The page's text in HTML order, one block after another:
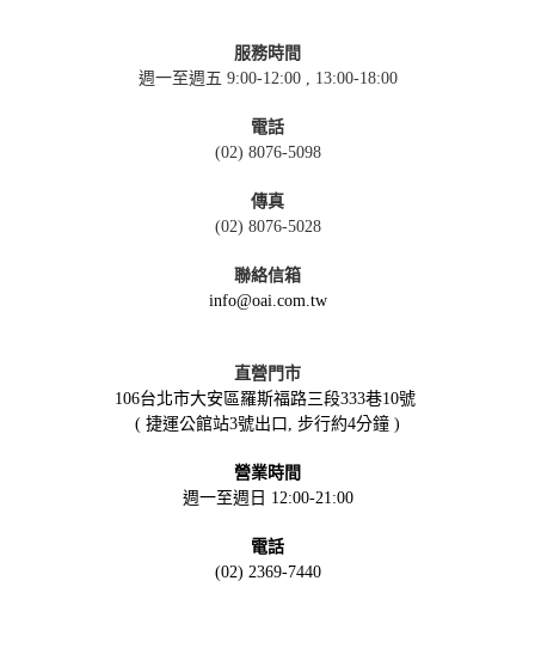
服務時間
週一至週五 9:00-12:00 , 13:00-18:00
電話
(02) 8076-5098
傳真
(02) 8076-5028
聯絡信箱
info@oai.com.tw
直營門市
106台北市大安區羅斯福路三段333巷10號
( 捷運公館站3號出口, 步行約4分鐘 )
營業時間
週一至週日 12:00-21:00
電話
(02) 2369-7440